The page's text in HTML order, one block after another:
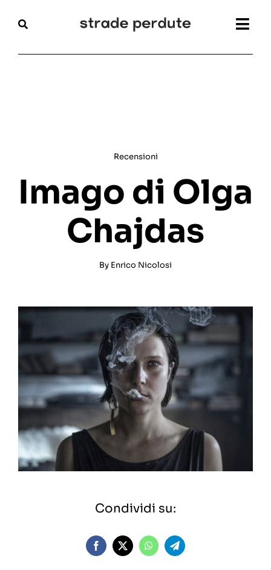
Festival
Recensioni
Imago di Olga
Chajdas
By Enrico Nicolosi
Condividi su: